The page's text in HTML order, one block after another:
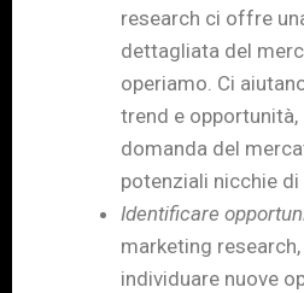
research ci offre
dettagliata del
operiamo. Ci
trend e opportunità,
domanda del
potenziali nicchie
Identificare
marketing
individuare nuove